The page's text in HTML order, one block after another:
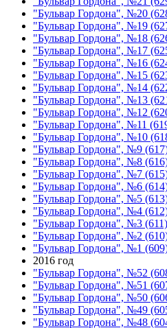
"Бульвар Гордона", №20
"Бульвар Гордона", №19
"Бульвар Гордона", №18
"Бульвар Гордона", №17
"Бульвар Гордона", №16
"Бульвар Гордона", №15
"Бульвар Гордона", №14
"Бульвар Гордона", №13
"Бульвар Гордона", №12
"Бульвар Гордона", №11
"Бульвар Гордона", №10
"Бульвар Гордона", №9
"Бульвар Гордона", №8
"Бульвар Гордона", №7
"Бульвар Гордона", №6
"Бульвар Гордона", №5
"Бульвар Гордона", №4
"Бульвар Гордона", №3
"Бульвар Гордона", №2
"Бульвар Гордона", №1
2016 год
"Бульвар Гордона", №52
"Бульвар Гордона", №51
"Бульвар Гордона", №50
"Бульвар Гордона", №49
"Бульвар Гордона", №48